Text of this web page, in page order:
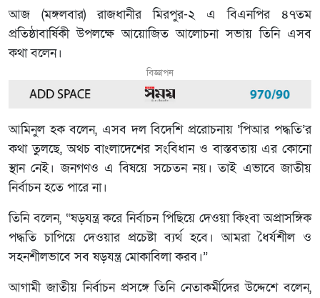
আজ (মঙ্গলবার) রাজধানীর মিরপুর-২ এ বিএনপির ৪৭তম
প্রতিষ্ঠাবার্ষিকী উপলক্ষে আয়োজিত আলোচনা সভায় তিনি এসব
কথা বলেন।
বিজ্ঞাপন
আমিনুল হক বলেন, এসব দল বিদেশি প্ররোচনায় ‘পিআর পদ্ধতি’র
কথা তুলছে, অথচ বাংলাদেশের সংবিধান ও বাস্তবতায় এর কোনো
স্থান নেই। জনগণও এ বিষয়ে সচেতন নয়। তাই এভাবে জাতীয়
নির্বাচন হতে পারে না।
তিনি বলেন, “ষড়যন্ত্র করে নির্বাচন পিছিয়ে দেওয়া কিংবা অপ্রাসঙ্গিক
পদ্ধতি চাপিয়ে দেওয়ার প্রচেষ্টা ব্যর্থ হবে। আমরা ধৈর্যশীল ও
সহনশীলভাবে সব ষড়যন্ত্র মোকাবিলা করব।”
আগামী জাতীয় নির্বাচন প্রসঙ্গে তিনি নেতাকর্মীদের উদ্দেশে বলেন,